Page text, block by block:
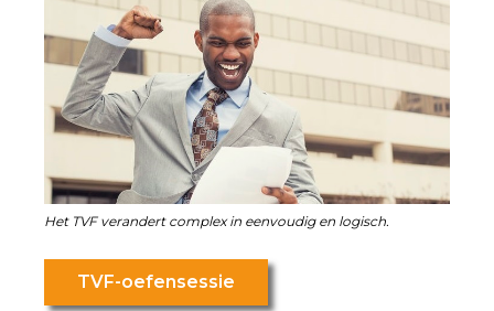
Het TVF verandert complex in eenvoudig en logisch.
TVF-oefensessie